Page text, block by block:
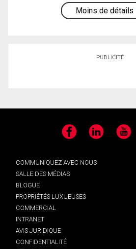
Moins de détails
PUBLICITÉ
Facebook LinkedIn YouTube
COMMUNIQUEZ AVEC NOUS
SALLE DES MÉDIAS
BLOGUE
PROPRIÉTÉS LUXUEUSES
COMMERCIAL
INTRANET
AVIS JURIDIQUE
CONFIDENTIALITÉ